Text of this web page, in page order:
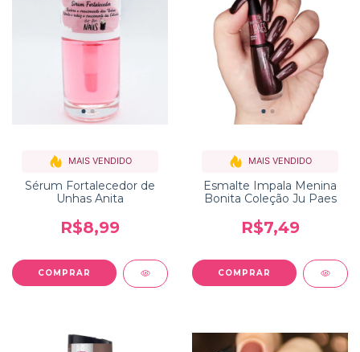
MAIS VENDIDO
Sérum Fortalecedor de
Unhas Anita
R$8,99
MAIS VENDIDO
Esmalte Impala Menina
Bonita Coleção Ju Paes
R$7,49